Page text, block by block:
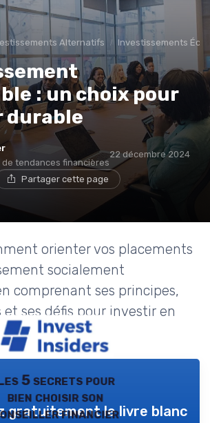
Alternatifs Investissements
: un choix pour
durable
tendances financières
22 décembre 2024
Partager cette page
orienter vos placements
socialement
comprenant ses principes,
et ses défis pour investir en
valeurs.
5 secrets pour
bien choisir son
financier
gratuitement le livre blanc